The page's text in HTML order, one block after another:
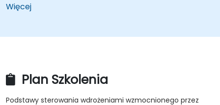
Więcej
Plan Szkolenia
Podstawy sterowania wdrożeniami wzmocnionego przez